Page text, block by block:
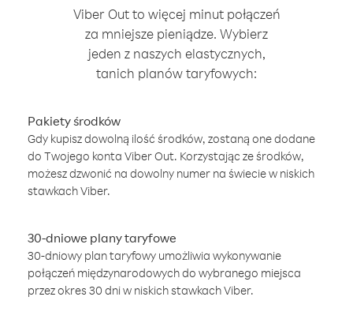
Viber Out to więcej minut połączeń
za mniejsze pieniądze. Wybierz
jeden z naszych elastycznych,
tanich planów taryfowych:
Pakiety środków
Gdy kupisz dowolną ilość środków, zostaną one dodane
do Twojego konta Viber Out. Korzystając ze środków,
możesz dzwonić na dowolny numer na świecie w niskich
stawkach Viber.
30-dniowe plany taryfowe
30-dniowy plan taryfowy umożliwia wykonywanie
połączeń międzynarodowych do wybranego miejsca
przez okres 30 dni w niskich stawkach Viber.